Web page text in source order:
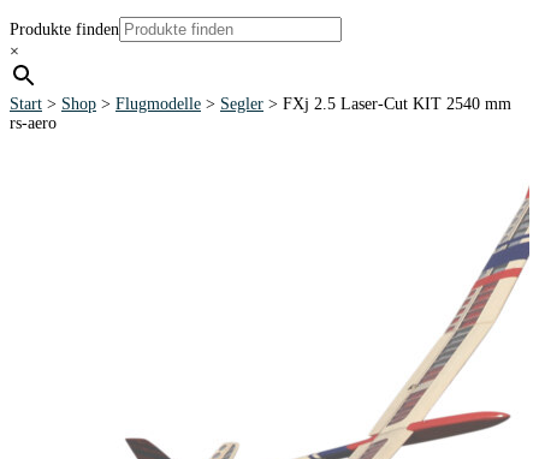
Produkte finden
×
Start > Shop > Flugmodelle > Segler > FXj 2.5 Laser-Cut KIT 2540 mm
rs-aero